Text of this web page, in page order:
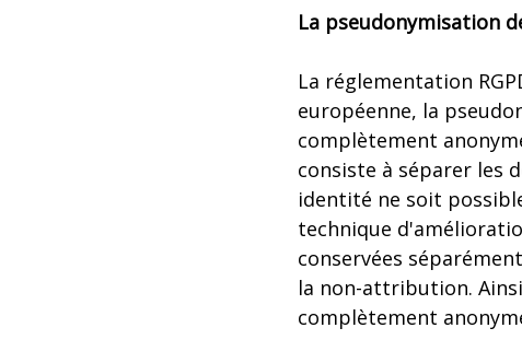
La pseudonymisation
La réglementation
européenne, la
complètement
consiste à séparer les
identité ne soit
technique
conservées
la non-attribution.
complètement